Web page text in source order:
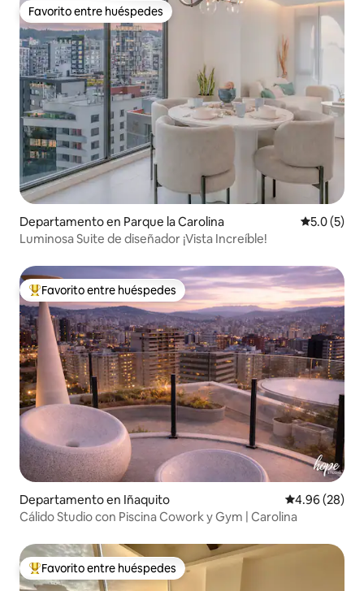
Favorito entre huéspedes
Favorito entre huéspedes
Departamento en Parque la Carolina
5.0 (5)
Luminosa Suite de diseñador ¡Vista Increíble!
De los mejores en Favorito entre huéspedes
Favorito entre huéspedes
Departamento en Iñaquito Calificación
4.96 (28)
Cálido Studio con Piscina Cowork y Gym | Carolina
De los mejores en Favorito entre huéspedes
Favorito entre huéspedes